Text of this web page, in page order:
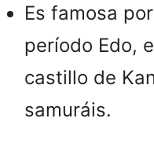
Es famosa
período Edo,
castillo de
samuráis.